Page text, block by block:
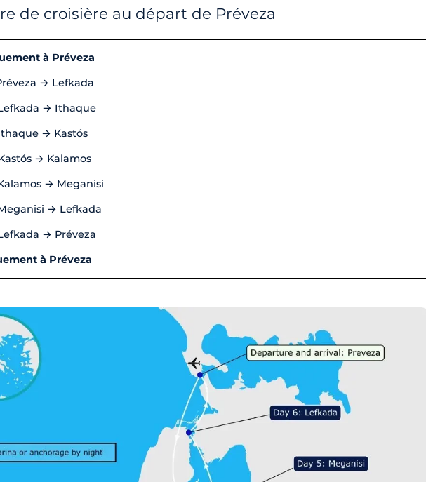
de croisière au départ de Préveza
à Préveza
→ Lefkada
→ Ithaque
→ Kastós
→ Kalamos
→ Meganisi
→ Lefkada
→ Préveza
à Préveza